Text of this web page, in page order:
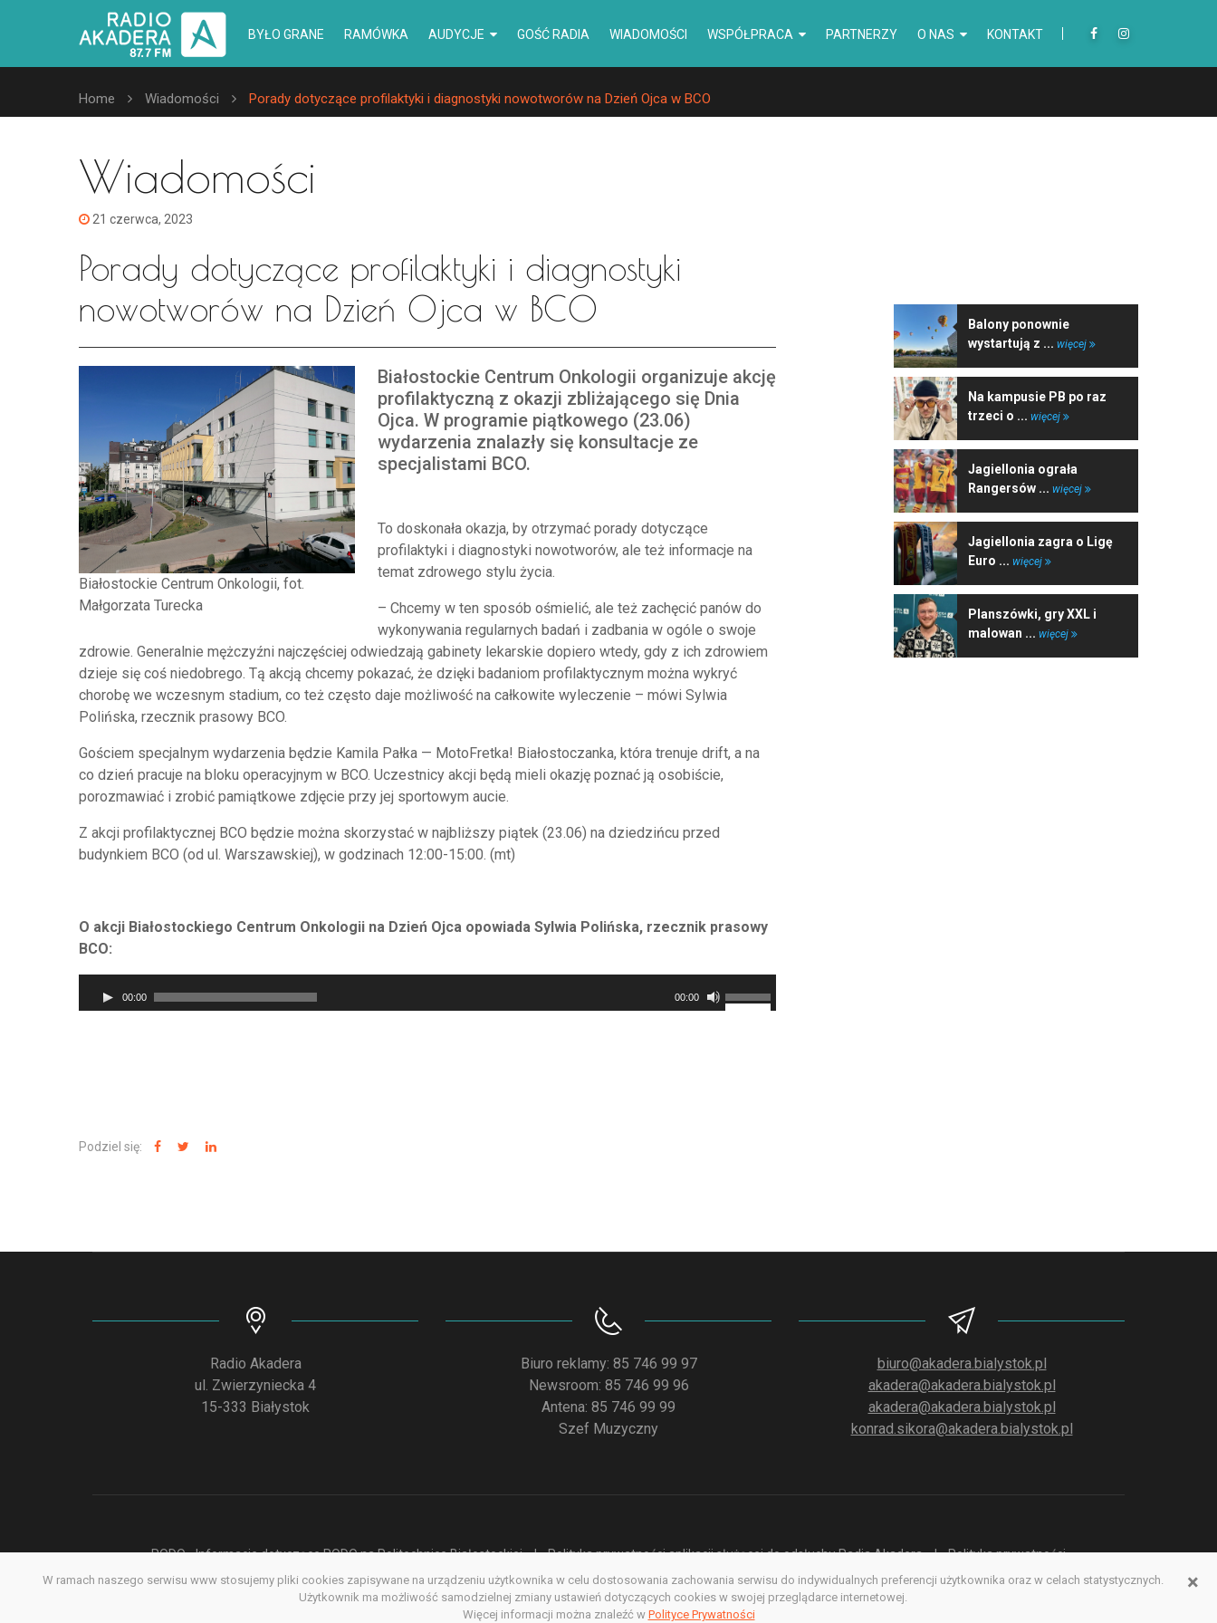
BYŁO GRANE RAMÓWKA AUDYCJE GOŚĆ RADIA WIADOMOŚCI WSPÓŁPRACA PARTNERZY O NAS KONTAKT
Home Wiadomości Porady dotyczące profilaktyki i diagnostyki nowotworów na Dzień Ojca w BCO
Wiadomości
21 czerwca, 2023
Porady dotyczące profilaktyki i diagnostyki
nowotworów na Dzień Ojca w BCO
Białostockie Centrum Onkologii, fot.
Małgorzata Turecka
Białostockie Centrum Onkologii organizuje akcję
profilaktyczną z okazji zbliżającego się Dnia
Ojca. W programie piątkowego (23.06)
wydarzenia znalazły się konsultacje ze
specjalistami BCO.
To doskonała okazja, by otrzymać porady dotyczące
profilaktyki i diagnostyki nowotworów, ale też informacje na
temat zdrowego stylu życia.
– Chcemy w ten sposób ośmielić, ale też zachęcić panów do
wykonywania regularnych badań i zadbania w ogóle o swoje
zdrowie. Generalnie mężczyźni najczęściej odwiedzają gabinety lekarskie dopiero wtedy, gdy z ich zdrowiem
dzieje się coś niedobrego. Tą akcją chcemy pokazać, że dzięki badaniom profilaktycznym można wykryć
chorobę we wczesnym stadium, co też często daje możliwość na całkowite wyleczenie – mówi Sylwia
Polińska, rzecznik prasowy BCO.
Gościem specjalnym wydarzenia będzie Kamila Pałka — MotoFretka! Białostoczanka, która trenuje drift, a na
co dzień pracuje na bloku operacyjnym w BCO. Uczestnicy akcji będą mieli okazję poznać ją osobiście,
porozmawiać i zrobić pamiątkowe zdjęcie przy jej sportowym aucie.
Z akcji profilaktycznej BCO będzie można skorzystać w najbliższy piątek (23.06) na dziedzińcu przed
budynkiem BCO (od ul. Warszawskiej), w godzinach 12:00-15:00. (mt)
O akcji Białostockiego Centrum Onkologii na Dzień Ojca opowiada Sylwia Polińska, rzecznik prasowy
BCO:
plików
00:00 00:00
Używaj
strzałek
Podziel się:
Balony ponownie
wystartują z ... więcej
Na kampusie PB po raz
trzeci o ... więcej
Jagiellonia ograła
Rangersów ... więcej
Jagiellonia zagra o Ligę
Euro ... więcej
Planszówki, gry XXL i
malowan ... więcej
Radio Akadera
ul. Zwierzyniecka 4
15-333 Białystok
Biuro reklamy: 85 746 99 97
Newsroom: 85 746 99 96
Antena: 85 746 99 99
Szef Muzyczny
biuro@akadera.bialystok.pl
akadera@akadera.bialystok.pl
akadera@akadera.bialystok.pl
konrad.sikora@akadera.bialystok.pl
RODO - Informacje dotyczące RODO na Politechnice Białostockiej Polityka prywatności aplikacji służącej do odsłuchu Radia Akadera
Polityka prywatności
Deklaracja dostępności
Redakcja serwisu www Poprzednia wersja serwisu www
Copyright @ 2022. All rights Reserved
×
W ramach naszego serwisu www stosujemy pliki cookies zapisywane na urządzeniu użytkownika w celu dostosowania zachowania serwisu do indywidualnych preferencji użytkownika oraz w celach statystycznych.
Użytkownik ma możliwość samodzielnej zmiany ustawień dotyczących cookies w swojej przeglądarce internetowej.
Więcej informacji można znaleźć w Polityce Prywatności